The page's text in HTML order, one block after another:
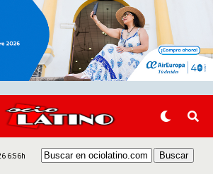
6:56h